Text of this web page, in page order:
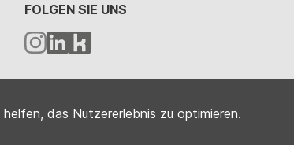
FOLGEN SIE UNS
das Nutzererlebnis zu optimieren.